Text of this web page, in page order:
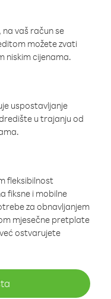
na vaš račun se
možete zvati
niskim cijenama.
uspostavljanje
u trajanju od
fleksibilnost
fiksne i mobilne
za obnavljanjem
mjesečne pretplate
ostvarujete